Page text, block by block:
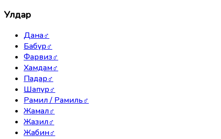
Улдар
Дана♂
Бабур♂
Фарвиз♂
Хамдам♂
Падар♂
Шапур♂
Рамил / Рамиль♂
Жамал♂
Жазил♂
Жабин♂